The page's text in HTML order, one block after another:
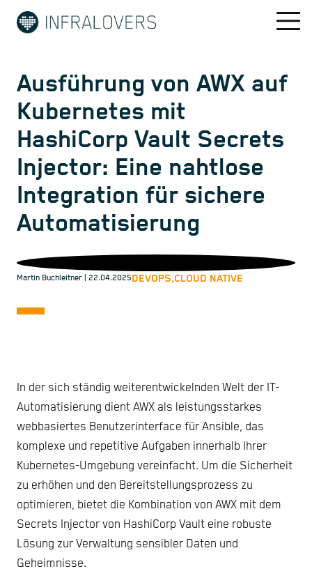
Ausführung von AWX auf
Kubernetes mit
HashiCorp Vault Secrets
Injector: Eine nahtlose
Integration für sichere
Automatisierung
Martin Buchleitner | 22.04.2025DEVOPS,CLOUD NATIVE
In der sich ständig weiterentwickelnden Welt der IT-
Automatisierung dient AWX als leistungsstarkes
webbasiertes Benutzerinterface für Ansible, das
komplexe und repetitive Aufgaben innerhalb Ihrer
Kubernetes-Umgebung vereinfacht. Um die Sicherheit
zu erhöhen und den Bereitstellungsprozess zu
optimieren, bietet die Kombination von AWX mit dem
Secrets Injector von HashiCorp Vault eine robuste
Lösung zur Verwaltung sensibler Daten und
Geheimnisse.